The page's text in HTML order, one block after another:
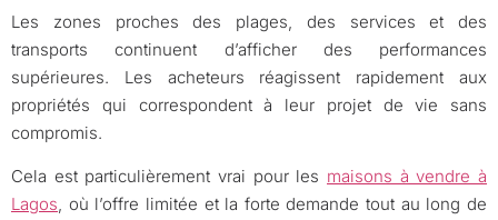
Les zones proches des plages, des services et des
transports continuent d’afficher des performances
supérieures. Les acheteurs réagissent rapidement aux
propriétés qui correspondent à leur projet de vie sans
compromis.
Cela est particulièrement vrai pour les maisons à vendre à
Lagos, où l’offre limitée et la forte demande tout au long de